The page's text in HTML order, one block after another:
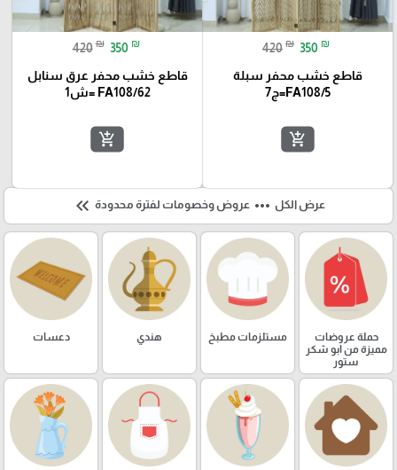
420 ₪ 350 ₪
قاطع خشب محفر سبلة
FA108/5=ج7
add_shopping_cart
420 ₪ 350 ₪
قاطع خشب محفر عرق سنابل
FA108/62 =ش1
add_shopping_cart
عرض الكل more_horiz عروض وخصومات لفترة محدودة keyboard_double_arrow_left
حملة عروضات
مميزة من ابو شكر
ستور
مستلزمات مطبخ هندي دعسات